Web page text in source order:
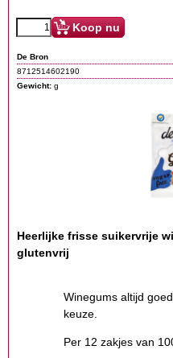
Koop nu
De Bron
8712514602190
Gewicht: g
Heerlijke frisse suikervrije
glutenvrij
Winegums altijd
keuze.
Per 12 zakjes van